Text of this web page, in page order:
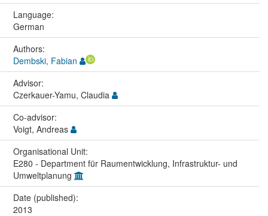
Language:
German
Authors:
Dembski, Fabian
Advisor:
Czerkauer-Yamu, Claudia
Co-advisor:
Voigt, Andreas
Organisational Unit:
E280 - Department für Raumentwicklung, Infrastruktur- und
Umweltplanung
Date (published):
2013